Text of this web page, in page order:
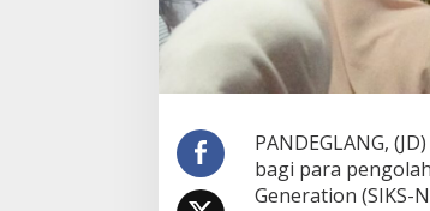
g
P
r
a
i
k
i
PANDEGLANG,
bagi para
Generation (SIKS-